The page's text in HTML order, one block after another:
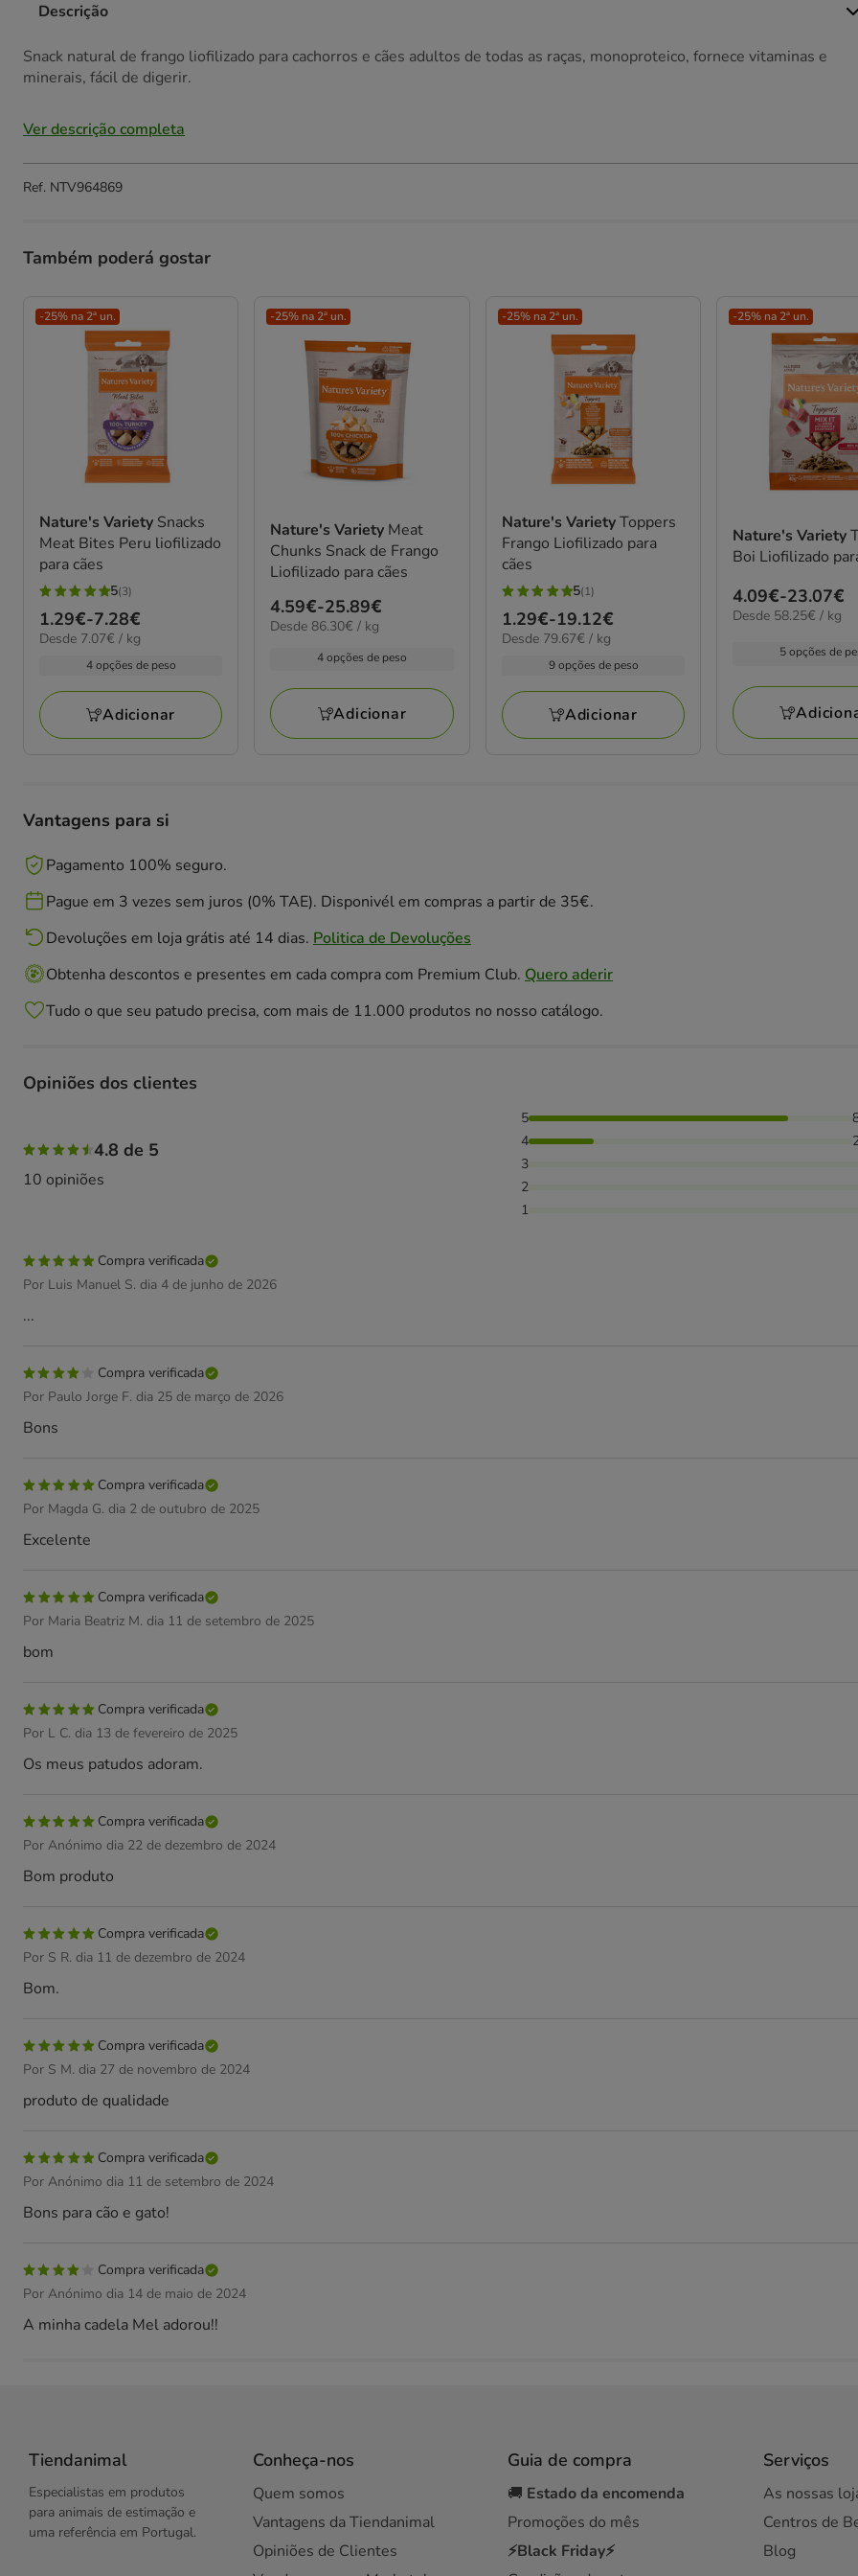
Descrição
Snack natural de frango liofilizado para cachorros e cães adultos de todas as raças, monoproteico, fornece vitaminas e
minerais, fácil de digerir.
Ver descrição completa
Ref. NTV964869
Também poderá gostar
-25% na 2ª un.
Nature's Variety Snacks
Meat Bites Peru liofilizado
para cães
5
estrelas
com
avaliações
5(3)
Preço
de
7.28€
1.29€-7.28€
7.07€
Desde 7.07€ / kg
4 opções de peso
Adicionar
-25% na 2ª un.
Nature's Variety Meat
Chunks Snack de Frango
Liofilizado para cães
Preço
de
25.89€
4.59€-25.89€
86.30€
Desde 86.30€ / kg
4 opções de peso
Adicionar
-25% na 2ª un.
Nature's VarietyToppers
Frango Liofilizado para
cães
5
estrelas
com
avaliações
5(1)
Preço
de
19.12€
1.29€-19.12€
79.67€
Desde 79.67€ / kg
9 opções de peso
Adicionar
-25% na 2ª un.
Nature's Variety
Boi Liofilizado para
Preço
de
23.07€
4.09€-23.07€
58.25€
Desde 58.25€ / kg
5 opções de
Vantagens para si
Pagamento 100% seguro.
Pague em 3 vezes sem juros (0% TAE). Disponivél em compras a partir de 35€.
Devoluções em loja grátis até 14 dias. Politica de Devoluções
Obtenha descontos e presentes em cada compra com Premium Club. Quero aderir
Tudo o que seu patudo precisa, com mais de 11.000 produtos no nosso catálogo.
Opiniões dos clientes
4.8 de 5
10 opiniões
80% das pessoas avaliaram com 5 estrelas, 20% das pessoas avaliaram com 4 estrelas,
5
4
3
2
1
Compra verificada
Por Luis Manuel S. dia 4 de junho de 2026
...
Compra verificada
Por Paulo Jorge F. dia 25 de março de 2026
Bons
Compra verificada
Por Magda G. dia 2 de outubro de 2025
Excelente
Compra verificada
Por Maria Beatriz M. dia 11 de setembro de 2025
bom
Compra verificada
Por L C. dia 13 de fevereiro de 2025
Os meus patudos adoram.
Compra verificada
Por Anónimo dia 22 de dezembro de 2024
Bom produto
Compra verificada
Por S R. dia 11 de dezembro de 2024
Bom.
Compra verificada
Por S M. dia 27 de novembro de 2024
produto de qualidade
Compra verificada
Por Anónimo dia 11 de setembro de 2024
Bons para cão e gato!
Compra verificada
Por Anónimo dia 14 de maio de 2024
A minha cadela Mel adorou!!
Tiendanimal
Especialistas em produtos
para animais de estimação e
uma referência em Portugal.
Conheça-nos
Quem somos
Vantagens da Tiendanimal
Opiniões de Clientes
Guia de compra
🚚 Estado da encomenda
Promoções do mês
⚡Black Friday⚡
Serviços
As nossas
Centros de
Blog